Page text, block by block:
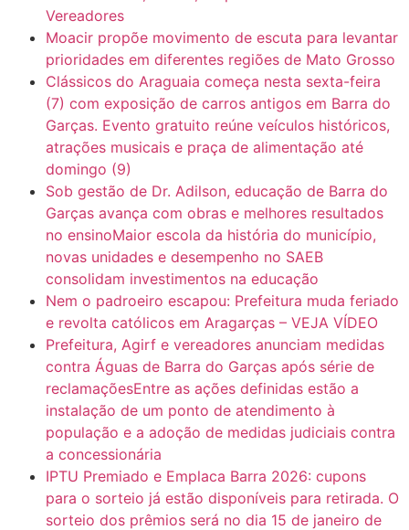
Vereadores
Moacir propõe movimento de escuta para levantar
prioridades em diferentes regiões de Mato Grosso
Clássicos do Araguaia começa nesta sexta-feira
(7) com exposição de carros antigos em Barra do
Garças. Evento gratuito reúne veículos históricos,
atrações musicais e praça de alimentação até
domingo (9)
Sob gestão de Dr. Adilson, educação de Barra do
Garças avança com obras e melhores resultados
no ensinoMaior escola da história do município,
novas unidades e desempenho no SAEB
consolidam investimentos na educação
Nem o padroeiro escapou: Prefeitura muda feriado
e revolta católicos em Aragarças – VEJA VÍDEO
Prefeitura, Agirf e vereadores anunciam medidas
contra Águas de Barra do Garças após série de
reclamaçõesEntre as ações definidas estão a
instalação de um ponto de atendimento à
população e a adoção de medidas judiciais contra
a concessionária
IPTU Premiado e Emplaca Barra 2026: cupons
para o sorteio já estão disponíveis para retirada. O
sorteio dos prêmios será no dia 15 de janeiro de